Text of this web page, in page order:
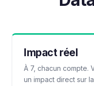
Impact réel
À 7, chacun compte.
un impact direct sur